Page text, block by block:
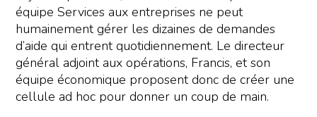
équipe Services aux entreprises ne peut
humainement gérer les dizaines de demandes
d’aide qui entrent quotidiennement. Le directeur
général adjoint aux opérations, Francis, et son
équipe économique proposent donc de créer une
cellule ad hoc pour donner un coup de main.